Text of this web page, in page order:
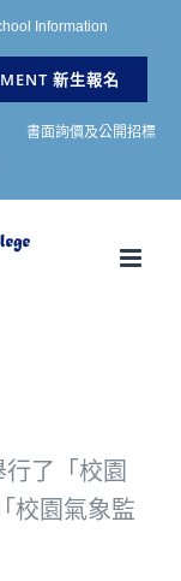
Information
新生報名
書面詢價及公開招標
了「校園
校園氣象監